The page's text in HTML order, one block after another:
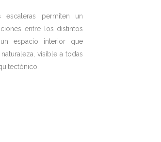
permiten un
entre los distintos
espacio interior que
visible a todas